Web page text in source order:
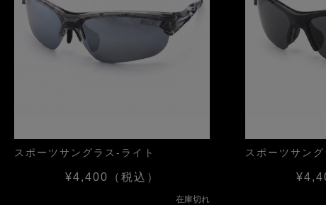
スポーツサングラス-ライト
¥4,400 （税込）
在庫切れ
スポーツサン